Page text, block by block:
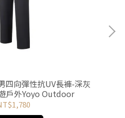
四向彈性抗UV長褲-深灰
戶外Yoyo Outdoor